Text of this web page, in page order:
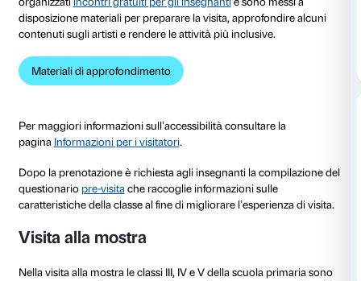
regolevengono proposte alle scuole di ogni ordine
laboratori per vivere la mostra come uno spazio di
personale e di condivisione con tutta la classe.
attività in laboratorio seguono la visita e invitano a
autonomia o in gruppo.
Nei primi giorni di apertura della mostra vengono